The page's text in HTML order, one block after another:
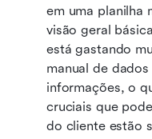
em uma planilha
visão geral
está gastando
manual de
informações, o
cruciais que
do cliente estão